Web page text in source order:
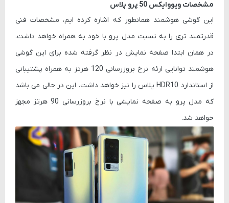
مشخصات ویووایکس 50 پرو پلاس
این گوشی هوشمند همانطور که اشاره کرده ایم، مشخصات فنی
قدرتمند تری را به نسبت مدل پرو با خود به همراه خواهد داشت.
در همان ابتدا صفحه نمایش در نظر گرفته شده برای این گوشی
هوشمند توانایی ارئه نرخ بروزرسانی 120 هرتز به همراه پشتیبانی
از استاندارد HDR10 پلاس را نیز خواهد داشت. این در حالی می باشد
که مدل پرو به صفحه نمایشی با نرخ بروزرسانی 90 هرتز مجهز
خواهد شد.